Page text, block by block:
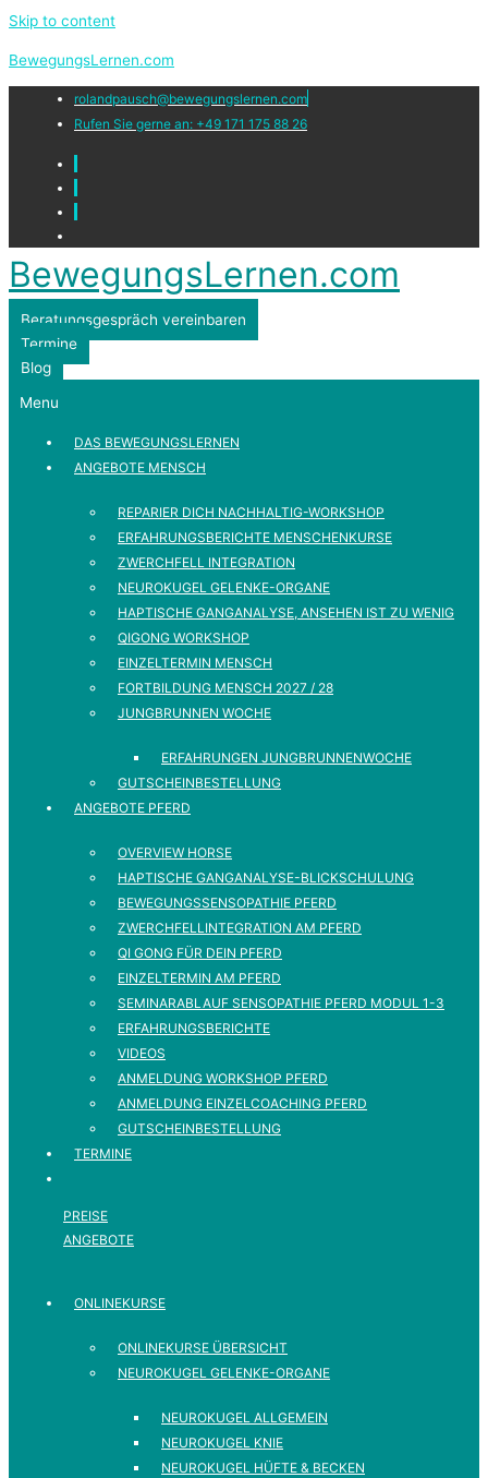
Skip to content
BewegungsLernen.com
rolandpausch@bewegungslernen.com
Rufen Sie gerne an: +49 171 175 88 26
BewegungsLernen.com
Beratungsgespräch vereinbaren
Termine
Blog
Menu
DAS BEWEGUNGSLERNEN
ANGEBOTE MENSCH
REPARIER DICH NACHHALTIG-WORKSHOP
ERFAHRUNGSBERICHTE MENSCHENKURSE
ZWERCHFELL INTEGRATION
NEUROKUGEL GELENKE-ORGANE
HAPTISCHE GANGANALYSE, ANSEHEN IST ZU WENIG
QIGONG WORKSHOP
EINZELTERMIN MENSCH
FORTBILDUNG MENSCH 2027 / 28
JUNGBRUNNEN WOCHE
ERFAHRUNGEN JUNGBRUNNENWOCHE
GUTSCHEINBESTELLUNG
ANGEBOTE PFERD
OVERVIEW HORSE
HAPTISCHE GANGANALYSE-BLICKSCHULUNG
BEWEGUNGSSENSOPATHIE PFERD
ZWERCHFELLINTEGRATION AM PFERD
QI GONG FÜR DEIN PFERD
EINZELTERMIN AM PFERD
SEMINARABLAUF SENSOPATHIE PFERD MODUL 1-3
ERFAHRUNGSBERICHTE
VIDEOS
ANMELDUNG WORKSHOP PFERD
ANMELDUNG EINZELCOACHING PFERD
GUTSCHEINBESTELLUNG
TERMINE
PREISE
ANGEBOTE
ONLINEKURSE
ONLINEKURSE ÜBERSICHT
NEUROKUGEL GELENKE-ORGANE
NEUROKUGEL ALLGEMEIN
NEUROKUGEL KNIE
NEUROKUGEL HÜFTE & BECKEN